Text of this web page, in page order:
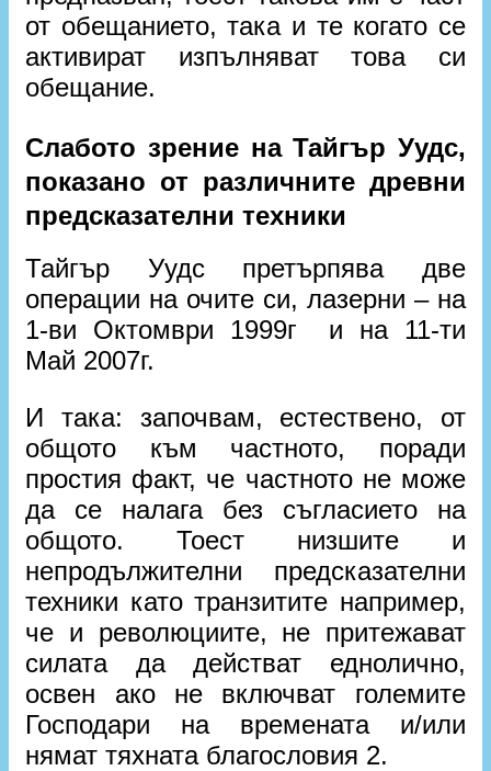
от обещанието, така и те когато се
активират изпълняват това си
обещание.
Слабото зрение на Тайгър Уудс,
показано от различните древни
предсказателни техники
Тайгър Уудс претърпява две
операции на очите си, лазерни – на
1-ви Октомври 1999г и на 11-ти
Май 2007г.
И така: започвам, естествено, от
общото към частното, поради
простия факт, че частното не може
да се налага без съгласието на
общото. Тоест низшите и
непродължителни предсказателни
техники като транзитите например,
че и революциите, не притежават
силата да действат еднолично,
освен ако не включват големите
Господари на времената и/или
нямат тяхната благословия 2.